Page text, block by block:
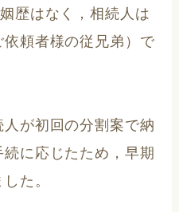
歴はなく，相続人は
頼者様の従兄弟）で
が初回の分割案で納
に応じたため，早期
た。